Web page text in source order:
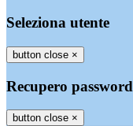
Seleziona utente
button close ×
Recupero password
button close ×